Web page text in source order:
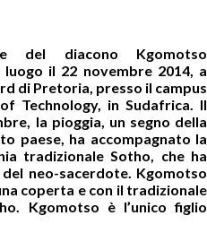
del diacono Kgomotso
il 22 novembre 2014, a
di Pretoria, presso il campus
Technology, in Sudafrica. Il
la pioggia, un segno della
paese, ha accompagnato la
tradizionale Sotho, che ha
neo-sacerdote. Kgomotso
coperta e con il tradizionale
Kgomotso è l’unico figlio